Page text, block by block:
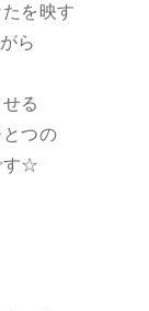
を映す
ら
る
つの
す☆